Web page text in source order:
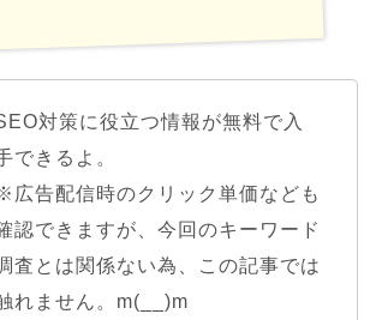
対策に役立つ情報が無料で入
できるよ。
広告配信時のクリック単価なども
認できますが、今回のキーワード
査とは関係ない為、この記事では
れません。m(__)m